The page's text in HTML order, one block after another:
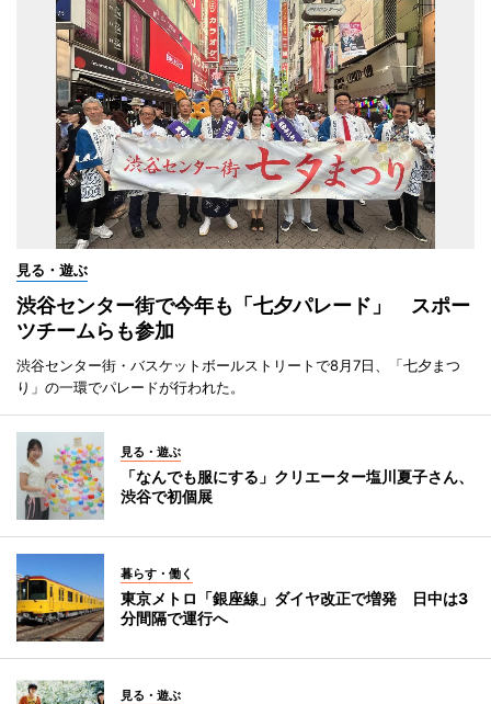
見る・遊ぶ
渋谷センター街で今年も「七夕パレード」 スポー
ツチームらも参加
渋谷センター街・バスケットボールストリートで8月7日、「七夕まつ
り」の一環でパレードが行われた。
見る・遊ぶ
「なんでも服にする」クリエーター塩川夏子さん、
渋谷で初個展
暮らす・働く
東京メトロ「銀座線」ダイヤ改正で増発 日中は3
分間隔で運行へ
見る・遊ぶ